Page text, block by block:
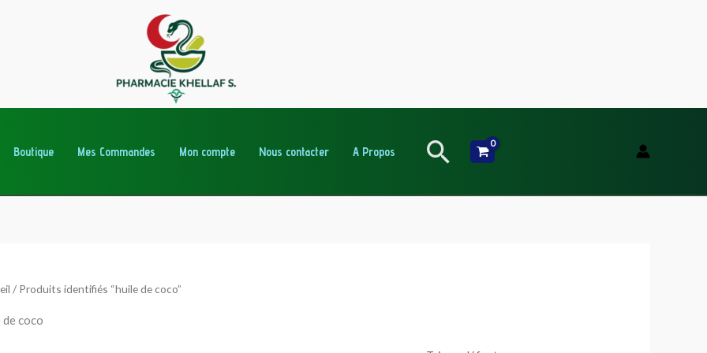
Boutique Mes Commandes Mon compte Nous contacter A Propos Rechercher
/ Produits identifiés “huile de coco”
de coco